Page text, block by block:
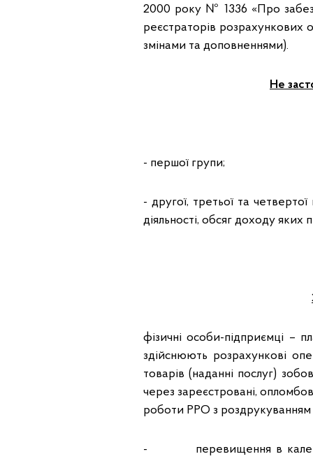
2000 року № 1336 «Про
реєстраторів розрахункових
змінами та доповненнями).
Не
- першої групи;
- другої, третьої та
діяльності, обсяг доходу
фізичні особи-підприємці –
здійснюють розрахункові
товарів (наданні послуг)
через зареєстровані,
роботи РРО з роздрукуванням
- перевищення в